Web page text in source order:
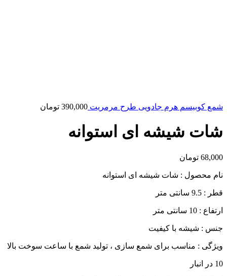
شمع کوبیسم هرم جادویی طرح مرمریت 390,000 تومان
شات شیشه ای استوانه
68,000 تومان
نام محصول : شات شیشه ای استوانه
قطر : 9.5 سانتی متر
ارتفاع : 10 سانتی متر
جنس : شیشه با کیفیت
ویژگی : مناسب برای شمع سازی ، تولید شمع با ساعت سوخت بالا
10 در انبار